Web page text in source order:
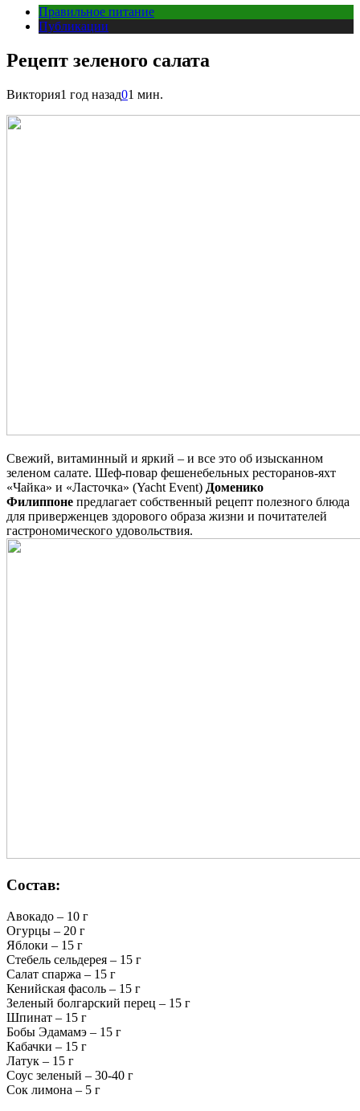
Правильное питание
Публикации
Рецепт зеленого салата
Виктория1 год назад01 мин.
Свежий, витаминный и яркий – и все это об изысканном
зеленом салате. Шеф-повар фешенебельных ресторанов-яхт
«Чайка» и «Ласточка» (Yacht Event) Доменико
Филиппоне предлагает собственный рецепт полезного блюда
для приверженцев здорового образа жизни и почитателей
гастрономического удовольствия.
Состав:
Авокадо – 10 г
Огурцы – 20 г
Яблоки – 15 г
Стебель сельдерея – 15 г
Салат спаржа – 15 г
Кенийская фасоль – 15 г
Зеленый болгарский перец – 15 г
Шпинат – 15 г
Бобы Эдамамэ – 15 г
Кабачки – 15 г
Латук – 15 г
Соус зеленый – 30-40 г
Сок лимона – 5 г